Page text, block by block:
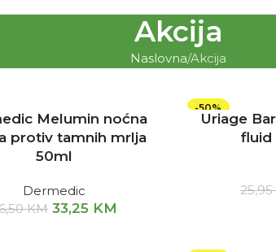
Akcija
Naslovna Akcija
Melumin noćna
protiv tamnih mrlja
50ml
Dermedic
KM 33,25 KM
-50%
Uriage
fluid
25,95